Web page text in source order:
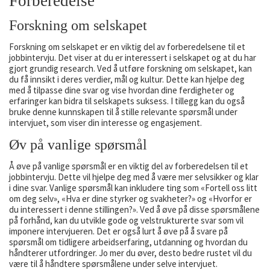
Forskning om selskapet
Forskning om selskapet er en viktig del av forberedelsene til et
jobbintervju. Det viser at du er interessert i selskapet og at du har
gjort grundig research. Ved å utføre forskning om selskapet, kan
du få innsikt i deres verdier, mål og kultur. Dette kan hjelpe deg
med å tilpasse dine svar og vise hvordan dine ferdigheter og
erfaringer kan bidra til selskapets suksess. I tillegg kan du også
bruke denne kunnskapen til å stille relevante spørsmål under
intervjuet, som viser din interesse og engasjement.
Øv på vanlige spørsmål
Å øve på vanlige spørsmål er en viktig del av forberedelsen til et
jobbintervju. Dette vil hjelpe deg med å være mer selvsikker og klar
i dine svar. Vanlige spørsmål kan inkludere ting som «Fortell oss litt
om deg selv», «Hva er dine styrker og svakheter?» og «Hvorfor er
du interessert i denne stillingen?». Ved å øve på disse spørsmålene
på forhånd, kan du utvikle gode og velstrukturerte svar som vil
imponere intervjueren. Det er også lurt å øve på å svare på
spørsmål om tidligere arbeidserfaring, utdanning og hvordan du
håndterer utfordringer. Jo mer du øver, desto bedre rustet vil du
være til å håndtere spørsmålene under selve intervjuet.